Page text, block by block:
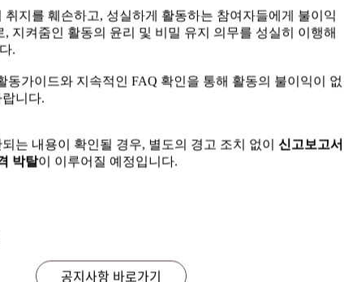
시행하였습니다.
취지를 훼손하고, 성실하게 활동하는 참여자들에게 불이익
, 지켜줌인 활동의 윤리 및 비밀 유지 의무를 성실히 이행해
.
동가이드와 지속적인 FAQ 확인을 통해 활동의 불이익이 없
는 내용이 확인될 경우, 별도의 경고 조치 없이
취지를 훼손하고, 성실하게 활동하는 참여자들에게 불이익
, 지켜줌인 활동의 윤리 및 비밀 유지 의무를 성실히 이행해
.
동가이드와 지속적인 FAQ 확인을 통해 활동의 불이익이 없
니다.
는 내용이 확인될 경우, 별도의 경고 조치 없이 신고보고서
박탈이 이루어질 예정입니다.
공지사항 바로가기